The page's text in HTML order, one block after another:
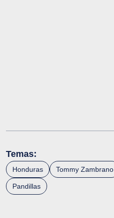
Temas:
Honduras Tommy Zambrano
Pandillas